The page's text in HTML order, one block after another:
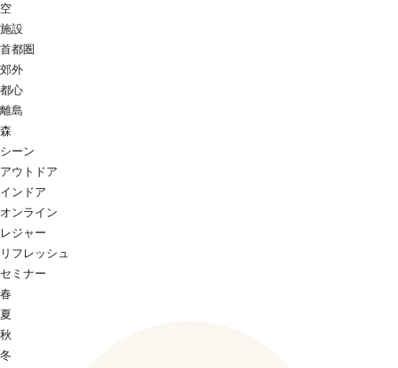
空
施設
首都圏
郊外
都心
離島
森
シーン
アウトドア
インドア
オンライン
レジャー
リフレッシュ
セミナー
春
夏
秋
冬